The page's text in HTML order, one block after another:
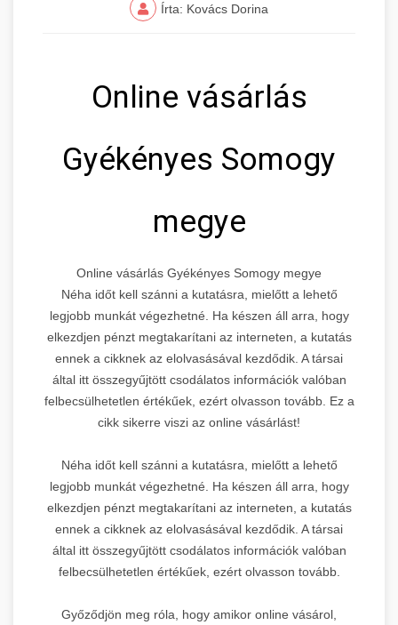
Írta: Kovács Dorina
Online vásárlás
Gyékényes Somogy
megye
Online vásárlás Gyékényes Somogy megye
Néha időt kell szánni a kutatásra, mielőtt a lehető
legjobb munkát végezhetné. Ha készen áll arra, hogy
elkezdjen pénzt megtakarítani az interneten, a kutatás
ennek a cikknek az elolvasásával kezdődik. A társai
által itt összegyűjtött csodálatos információk valóban
felbecsülhetetlen értékűek, ezért olvasson tovább. Ez a
cikk sikerre viszi az online vásárlást!
Néha időt kell szánni a kutatásra, mielőtt a lehető
legjobb munkát végezhetné. Ha készen áll arra, hogy
elkezdjen pénzt megtakarítani az interneten, a kutatás
ennek a cikknek az elolvasásával kezdődik. A társai
által itt összegyűjtött csodálatos információk valóban
felbecsülhetetlen értékűek, ezért olvasson tovább.
Győződjön meg róla, hogy amikor online vásárol,